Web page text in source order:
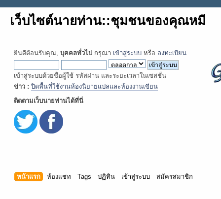
เว็บไซต์นายท่าน::ชุมชนของคุณหมี
ยินดีต้อนรับคุณ, บุคคลทั่วไป กรุณา เข้าสู่ระบบ หรือ ลงทะเบียน
เข้าสู่ระบบด้วยชื่อผู้ใช้ รหัสผ่าน และระยะเวลาในเซสชั่น
ข่าว : ปิดพื้นที่ใช้งานห้องนิยายแปลและห้องงานเขียน
ติดตามเว็บนายท่านได้ที่นี่
หน้าแรก ห้องแชท Tags ปฏิทิน เข้าสู่ระบบ สมัครสมาชิก